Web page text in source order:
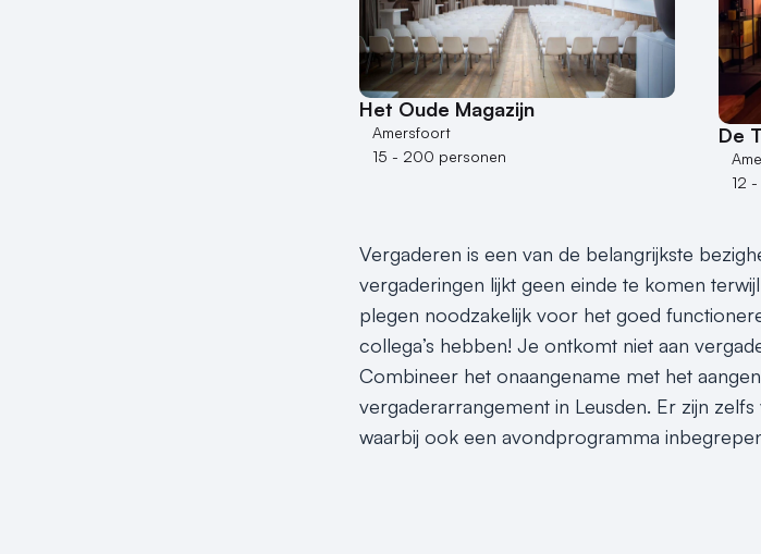
Het Oude Magazijn
Amersfoort
15 - 200 personen
De
12
Vergaderen is een van de belangrijkste
vergaderingen lijkt geen einde te komen
plegen noodzakelijk voor het goed
collega’s hebben! Je ontkomt niet aan
Combineer het onaangename met het
vergaderarrangement in Leusden. Er zijn
waarbij ook een avondprogramma